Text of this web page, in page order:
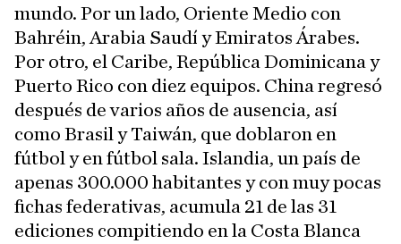
mundo. Por un lado, Oriente Medio con
Bahréin, Arabia Saudí y Emiratos Árabes.
Por otro, el Caribe, República Dominicana y
Puerto Rico con diez equipos. China regresó
después de varios años de ausencia, así
como Brasil y Taiwán, que doblaron en
fútbol y en fútbol sala. Islandia, un país de
apenas 300.000 habitantes y con muy pocas
fichas federativas, acumula 21 de las 31
ediciones compitiendo en la Costa Blanca